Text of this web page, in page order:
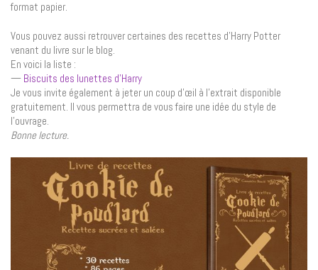
format papier.
Vous pouvez aussi retrouver certaines des recettes d’Harry Potter
venant du livre sur le blog.
En voici la liste :
— Biscuits des lunettes d’Harry
Je vous invite également à jeter un coup d’œil à l’extrait disponible
gratuitement. Il vous permettra de vous faire une idée du style de
l’ouvrage.
Bonne lecture.